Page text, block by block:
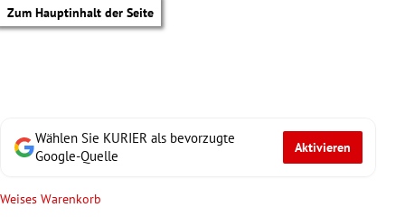
Zum Hauptinhalt der Seite
Wählen Sie KURIER als bevorzugte
Google-Quelle
Aktivieren
Weises Warenkorb